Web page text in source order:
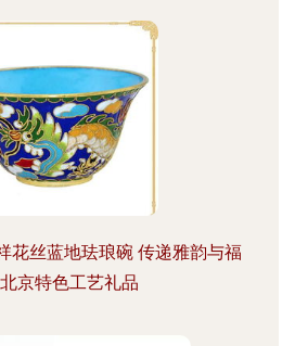
花丝蓝地珐琅碗 传递雅韵与福
京特色工艺礼品